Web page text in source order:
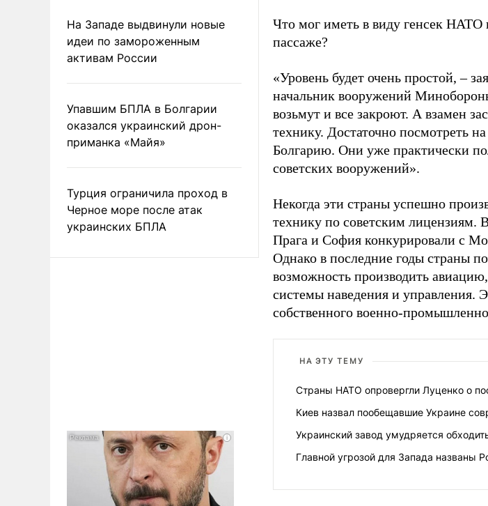
На Западе выдвинули новые
идеи по замороженным
активам России
Упавшим БПЛА в Болгарии
оказался украинский дрон-
приманка «Майя»
Турция ограничила проход в
Черное море после атак
украинских БПЛА
Что мог иметь в виду генсек НАТО
пассаже?
«Уровень будет очень простой,–
начальник вооружений
возьмут и все закроют. А взамен
технику. Достаточно посмотреть
Болгарию. Они уже практически
советских вооружений».
Некогда эти страны успешно
технику по советским лицензиям.
Прага и София конкурировали с
Однако в последние годы страны
возможность производить
системы наведения и управления.
собственного военно-
НА ЭТУ ТЕМУ
Страны НАТО опровергли Луценко о
Киев назвал пообещавшие Украине
Украинский завод умудряется
Главной угрозой для Запада названы